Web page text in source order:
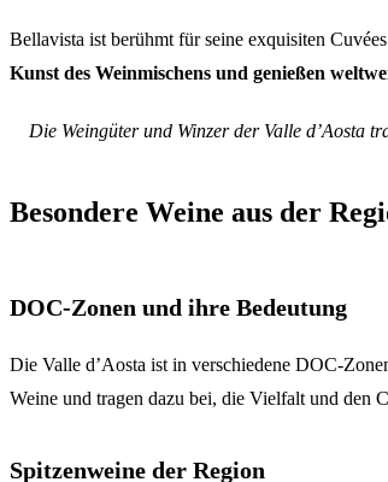
Bellavista ist berühmt für seine exquisiten
Kunst des Weinmischens und genießen
Die Weingüter und Winzer der Valle d’Aosta
Besondere Weine aus der
DOC-Zonen und ihre Bedeutung
Die Valle d’Aosta ist in verschiedene DOC-
Weine und tragen dazu bei, die Vielfalt und den
Spitzenweine der Region